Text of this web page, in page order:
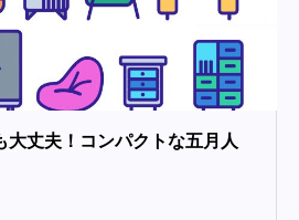
大丈夫！コンパクトな五月人